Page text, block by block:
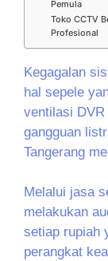
Pemula
Toko CCTV
Profesional
Kegagalan
hal sepele
ventilasi
gangguan
Tangerang
Melalui jasa
melakukan
setiap rupiah
perangkat